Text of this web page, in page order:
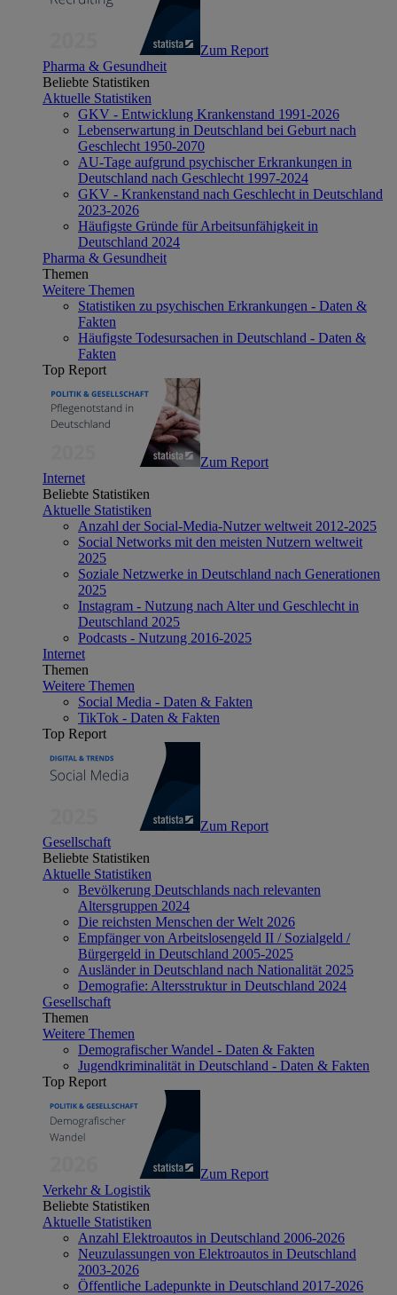
Zum Report
Pharma & Gesundheit
Beliebte Statistiken
Aktuelle Statistiken
GKV - Entwicklung Krankenstand 1991-2026
Lebenserwartung in Deutschland bei Geburt nach
Geschlecht 1950-2070
AU-Tage aufgrund psychischer Erkrankungen in
Deutschland nach Geschlecht 1997-2024
GKV - Krankenstand nach Geschlecht in Deutschland
2023-2026
Häufigste Gründe für Arbeitsunfähigkeit in
Deutschland 2024
Pharma & Gesundheit
Themen
Weitere Themen
Statistiken zu psychischen Erkrankungen - Daten &
Fakten
Häufigste Todesursachen in Deutschland - Daten &
Fakten
Top Report
Zum Report
Internet
Beliebte Statistiken
Aktuelle Statistiken
Anzahl der Social-Media-Nutzer weltweit 2012-2025
Social Networks mit den meisten Nutzern weltweit
2025
Soziale Netzwerke in Deutschland nach Generationen
2025
Instagram - Nutzung nach Alter und Geschlecht in
Deutschland 2025
Podcasts - Nutzung 2016-2025
Internet
Themen
Weitere Themen
Social Media - Daten & Fakten
TikTok - Daten & Fakten
Top Report
Zum Report
Gesellschaft
Beliebte Statistiken
Aktuelle Statistiken
Bevölkerung Deutschlands nach relevanten
Altersgruppen 2024
Die reichsten Menschen der Welt 2026
Empfänger von Arbeitslosengeld II / Sozialgeld /
Bürgergeld in Deutschland 2005-2025
Ausländer in Deutschland nach Nationalität 2025
Demografie: Altersstruktur in Deutschland 2024
Gesellschaft
Themen
Weitere Themen
Demografischer Wandel - Daten & Fakten
Jugendkriminalität in Deutschland - Daten & Fakten
Top Report
Zum Report
Verkehr & Logistik
Beliebte Statistiken
Aktuelle Statistiken
Anzahl Elektroautos in Deutschland 2006-2026
Neuzulassungen von Elektroautos in Deutschland
2003-2026
Öffentliche Ladepunkte in Deutschland 2017-2026